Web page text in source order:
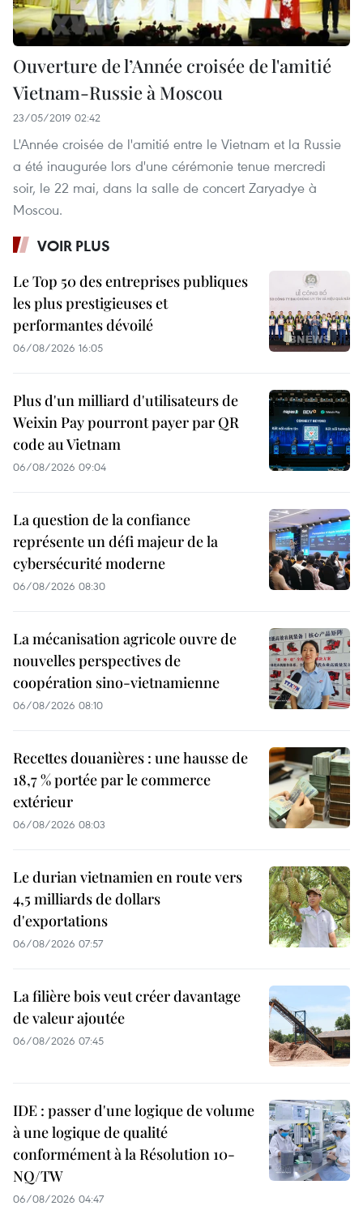
Ouverture de l’Année croisée de l'amitié
Vietnam-Russie à Moscou
23/05/2019 02:42
L'Année croisée de l'amitié entre le Vietnam et la Russie
a été inaugurée lors d'une cérémonie tenue mercredi
soir, le 22 mai, dans la salle de concert Zaryadye à
Moscou.
VOIR PLUS
Le Top 50 des entreprises publiques
les plus prestigieuses et
performantes dévoilé
06/08/2026 16:05
Plus d'un milliard d'utilisateurs de
Weixin Pay pourront payer par QR
code au Vietnam
06/08/2026 09:04
La question de la confiance
représente un défi majeur de la
cybersécurité moderne
06/08/2026 08:30
La mécanisation agricole ouvre de
nouvelles perspectives de
coopération sino-vietnamienne
06/08/2026 08:10
Recettes douanières : une hausse de
18,7 % portée par le commerce
extérieur
06/08/2026 08:03
Le durian vietnamien en route vers
4,5 milliards de dollars
d'exportations
06/08/2026 07:57
La filière bois veut créer davantage
de valeur ajoutée
06/08/2026 07:45
IDE : passer d'une logique de volume
à une logique de qualité
conformément à la Résolution 10-
NQ/TW
06/08/2026 04:47